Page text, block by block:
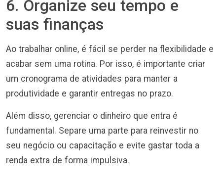
6. Organize seu tempo e
suas finanças
Ao trabalhar online, é fácil se perder na flexibilidade e
acabar sem uma rotina. Por isso, é importante criar
um cronograma de atividades para manter a
produtividade e garantir entregas no prazo.
Além disso, gerenciar o dinheiro que entra é
fundamental. Separe uma parte para reinvestir no
seu negócio ou capacitação e evite gastar toda a
renda extra de forma impulsiva.